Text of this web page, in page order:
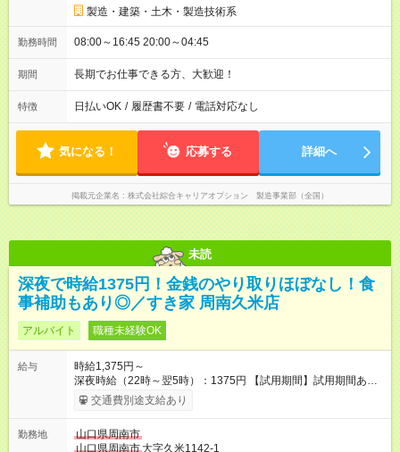
製造・建築・土木・製造技術系
勤務時間 08:00～16:45 20:00～04:45
期間 長期でお仕事できる方、大歓迎！
特徴 日払いOK / 履歴書不要 / 電話対応なし
気になる！ 応募する 詳細へ
掲載元企業名 株式会社綜合キャリアオプション 製造事業部（全国）
未読
深夜で時給1375円！金銭のやり取りほぼなし！食
事補助もあり◎／すき家 周南久米店
アルバイト 職種未経験OK
給与
時給1,375円～
深夜時給（22時～翌5時）：1375円 【試用期間】試用期間あり
試用期間の長さ：1ヶ月 雇用形態、給与は本採用時と同じです。
試用期間の実態は30日（※条件変更なし）ですが、切り上げで
同時給）
交通費別途支給あり
勤務地
山口県周南市
山口県周南市 大字久米1142-1